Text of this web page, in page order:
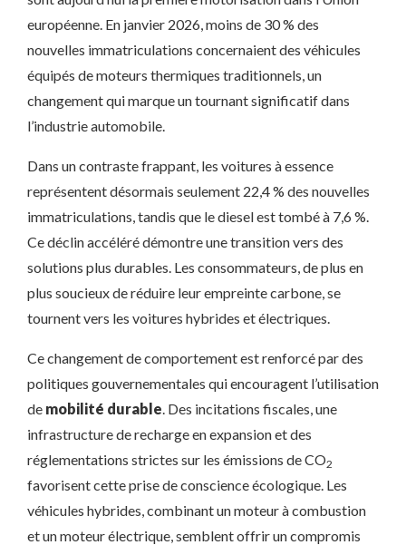
européenne. En janvier 2026, moins de 30 % des
nouvelles immatriculations concernaient des véhicules
équipés de moteurs thermiques traditionnels, un
changement qui marque un tournant significatif dans
l’industrie automobile.
Dans un contraste frappant, les voitures à essence
représentent désormais seulement 22,4 % des nouvelles
immatriculations, tandis que le diesel est tombé à 7,6 %.
Ce déclin accéléré démontre une transition vers des
solutions plus durables. Les consommateurs, de plus en
plus soucieux de réduire leur empreinte carbone, se
tournent vers les voitures hybrides et électriques.
Ce changement de comportement est renforcé par des
politiques gouvernementales qui encouragent l’utilisation
de mobilité durable. Des incitations fiscales, une
infrastructure de recharge en expansion et des
réglementations strictes sur les émissions de CO2
favorisent cette prise de conscience écologique. Les
véhicules hybrides, combinant un moteur à combustion
et un moteur électrique, semblent offrir un compromis